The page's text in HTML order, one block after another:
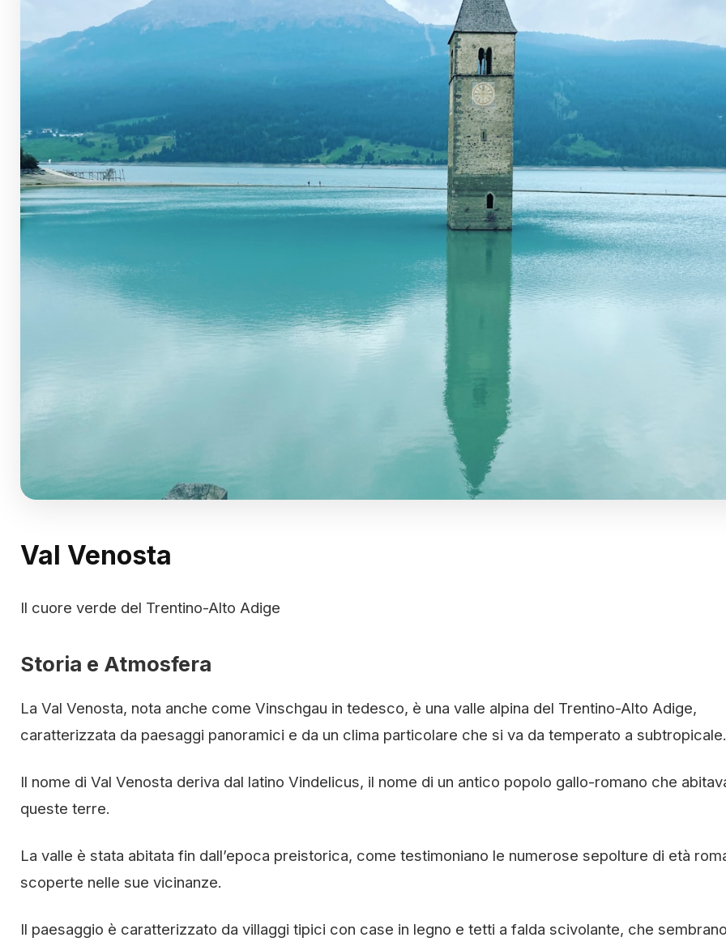
Val Venosta
Il cuore verde del Trentino-Alto Adige
Storia e Atmosfera
La Val Venosta, nota anche come Vinschgau in tedesco, è una valle alpina del Trentino-Alto Adige,
caratterizzata da paesaggi panoramici e da un clima particolare che si va da temperato a subtropicale.
Il nome di Val Venosta deriva dal latino Vindelicus, il nome di un antico popolo gallo-romano che
queste terre.
La valle è stata abitata fin dall’epoca preistorica, come testimoniano le numerose sepolture di età
scoperte nelle sue vicinanze.
Il paesaggio è caratterizzato da villaggi tipici con case in legno e tetti a falda scivolante, che sembrano